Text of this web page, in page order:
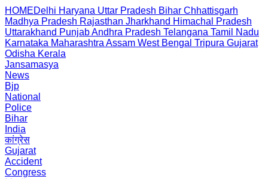
HOMEDelhi Haryana Uttar Pradesh Bihar Chhattisgarh
Madhya Pradesh Rajasthan Jharkhand Himachal Pradesh
Uttarakhand PunjabAndhra Pradesh Telangana Tamil Nadu
Karnataka Maharashtra Assam West Bengal Tripura Gujarat
Odisha Kerala
Jansamasya
News
Bjp
National
Police
Bihar
India
कांग्रेस
Gujarat
Accident
Congress